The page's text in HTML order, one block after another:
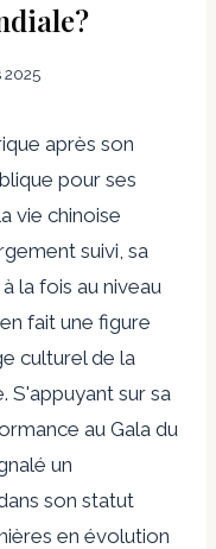
2025
après son
pour ses
vie chinoise
suivi, sa
la fois au niveau
fait une figure
culturel de la
S'appuyant sur sa
au Gala du
un
son statut
en évolution